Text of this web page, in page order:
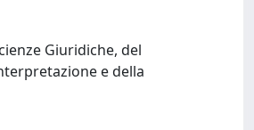
Giuridiche, del
e della